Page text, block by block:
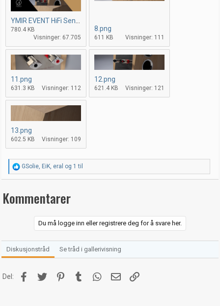
780.4 KB
Visninger: 67.705
8.png
611 KB Visninger: 111
11.png
631.3 KB Visninger: 112
12.png
621.4 KB Visninger: 121
13.png
602.5 KB Visninger: 109
R
e
a
s
j
GSolie, EiK, eral og 1 til
Kommentarer
Du må logge inn eller registrere deg for å svare her.
Diskusjonstråd Se tråd i gallerivisning
Del: Facebook
Twitter PinterestTumblr WhatsApp
E-postLink